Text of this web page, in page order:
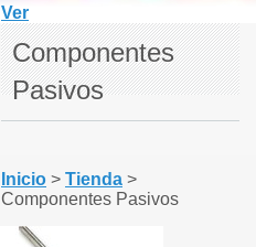
Ver
Componentes
Pasivos
Inicio > Tienda >
Componentes Pasivos